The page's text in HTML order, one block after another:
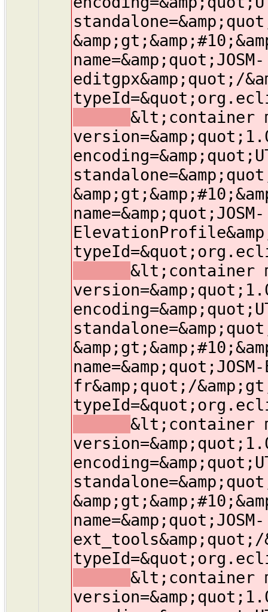
name=&amp;quot;JOSM-
editgpx&amp;quot;/
&lt;container
name=&amp;quot;JOSM-
&lt;container
fr&amp;quot;/
&lt;container
name=&amp;quot;JOSM-
ext_tools&amp;quot;/
&lt;container